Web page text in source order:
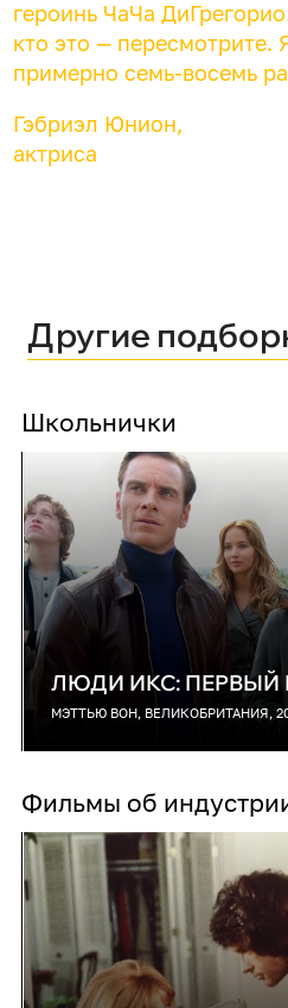
героинь ЧаЧа
кто это — пересмотрите.
примерно семь-восемь
Гэбриэл Юнион,
актриса
Другие
Школьнички
ЛЮДИ ИКС: ПЕРВЫЙ
МЭТТЬЮ ВОН, ВЕЛИКОБРИТАНИЯ,
Фильмы об